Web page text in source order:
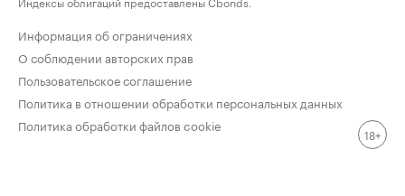
Информация об ограничениях
О соблюдении авторских прав
Пользовательское соглашение
Политика в отношении обработки персональных данных
Политика обработки файлов cookie
18+